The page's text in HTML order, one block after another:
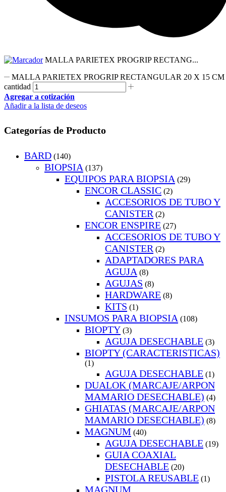
MALLA PARIETEX PROGRIP RECTANG...
MALLA PARIETEX PROGRIP RECTANGULAR 20 X 15 CM
cantidad
Agregar a cotización
Añadir a la lista de deseos
Categorías de Producto
BARD (140)
BIOPSIA (137)
EQUIPOS PARA BIOPSIA (29)
ENCOR CLASSIC (2)
ACCESORIOS DE TUBO Y
CANISTER (2)
ENCOR ENSPIRE (27)
ACCESORIOS DE TUBO Y
CANISTER (2)
ADAPTADORES PARA
AGUJA (8)
AGUJAS (8)
HARDWARE (8)
KITS (1)
INSUMOS PARA BIOPSIA (108)
BIOPTY (3)
AGUJA DESECHABLE (3)
BIOPTY (CARACTERISTICAS)
(1)
AGUJA DESECHABLE (1)
DUALOK (MARCAJE/ARPON
MAMARIO DESECHABLE) (4)
GHIATAS (MARCAJE/ARPON
MAMARIO DESECHABLE) (8)
MAGNUM (40)
AGUJA DESECHABLE (19)
GUIA COAXIAL
DESECHABLE (20)
PISTOLA REUSABLE (1)
MAGNUM